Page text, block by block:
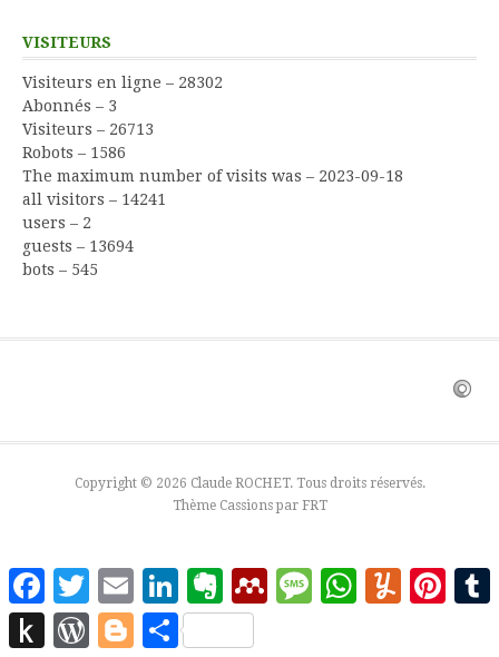
VISITEURS
Visiteurs en ligne – 28302
Abonnés – 3
Visiteurs – 26713
Robots – 1586
The maximum number of visits was – 2023-09-18
all visitors – 14241
users – 2
guests – 13694
bots – 545
Copyright © 2026 Claude ROCHET. Tous droits réservés.
Thème Cassions par FRT
FacebookTwitterEmail LinkedInEvernoteMendeleyMessageWhatsAppYummly
Push
to
WordPress
BloggerPartager